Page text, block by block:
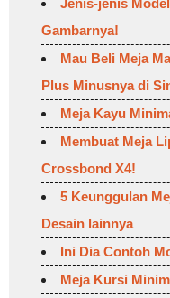
Jenis-jenis
Gambarnya!
Mau Beli Meja
Plus Minusnya di
Meja Kayu
Membuat Meja
Crossbond X4!
5 Keunggulan
Desain lainnya
Ini Dia Contoh
Meja Kursi